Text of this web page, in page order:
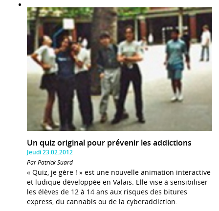
Un quiz original pour prévenir les addictions
Jeudi 23.02.2012
Par Patrick Suard
« Quiz, je gère ! » est une nouvelle animation interactive
et ludique développée en Valais. Elle vise à sensibiliser
les élèves de 12 à 14 ans aux risques des bitures
express, du cannabis ou de la cyberaddiction.